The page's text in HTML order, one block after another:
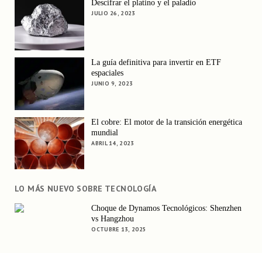
Descifrar el platino y el paladio
JULIO 26, 2023
La guía definitiva para invertir en ETF
espaciales
JUNIO 9, 2023
El cobre: El motor de la transición energética
mundial
ABRIL 14, 2023
LO MÁS NUEVO SOBRE TECNOLOGÍA
Choque de Dynamos Tecnológicos: Shenzhen
vs Hangzhou
OCTUBRE 13, 2025